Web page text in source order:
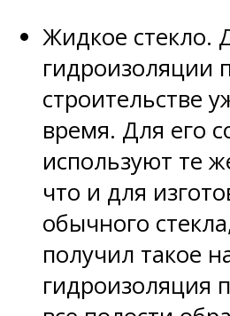
Жидкое стекло.
гидроизоляции
строительстве
время. Для его
используют те
что и для
обычного
получил такое
гидроизоляция